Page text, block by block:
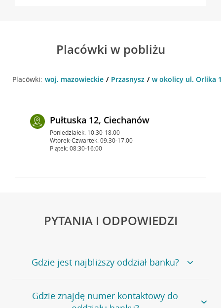
Placówki w pobliżu
Placówki: woj. mazowieckie Przasnysz w okolicy ul. Orlika
Pułtuska 12, Ciechanów
Poniedziałek: 10:30-18:00
Wtorek-Czwartek: 09:30-17:00
Piątek: 08:30-16:00
PYTANIA I ODPOWIEDZI
Gdzie jest najbliższy oddział banku?
Jeśli szukasz oddziału naszego banku, zapraszamy na
stronęPlacówki i bankomaty, na której znajduje się
Gdzie znajdę numer kontaktowy do